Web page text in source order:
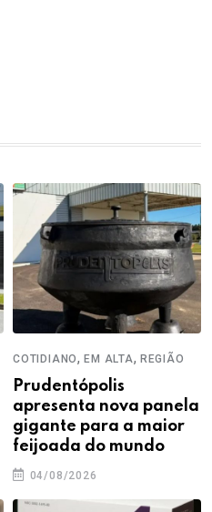
COTIDIANO,EM ALTA, REGIÃO
Prudentópolis
apresenta nova panela
gigante para a maior
feijoada do mundo
04/08/2026